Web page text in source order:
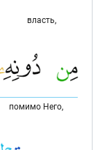
власть,
помимо Него,